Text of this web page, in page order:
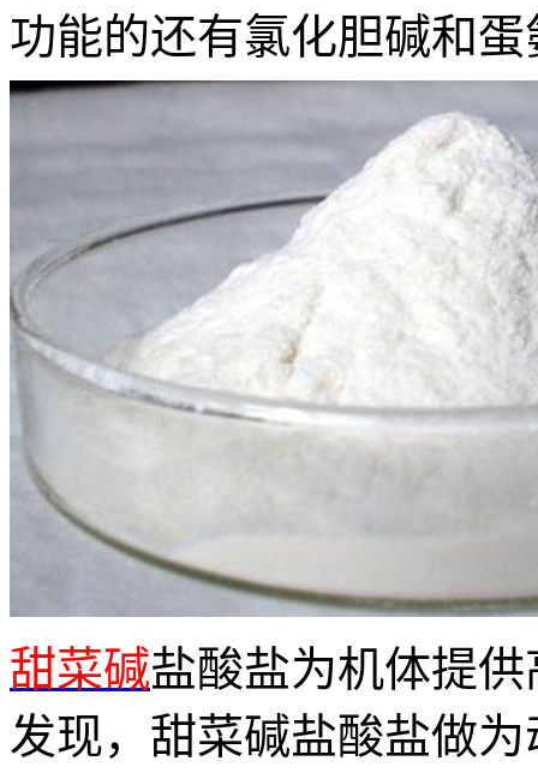
功能的还有氯化胆碱和蛋
甜菜碱盐酸盐为机体提
发现，甜菜碱盐酸盐做